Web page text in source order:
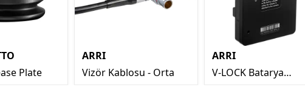
Plate
ARRI
Vizör Kablosu - Orta
ARRI
V-LOCK Batarya